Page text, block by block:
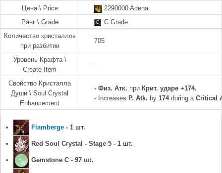
Цена \ Price
2290000 Adena
Ранг \ Grade
C Grade
Количество кристаллов
при разбитии
705
Уровень Крафта \
Create Item
-
Свойство Кристалла
Души \ Soul Crystal
Enhancement
- Физ. Атк. при Крит. ударе +174.
- Increases P. Atk. by 174during a Critical
Flamberge - 1 шт.
Red Soul Crystal - Stage 5 - 1 шт.
Gemstone C - 97 шт.